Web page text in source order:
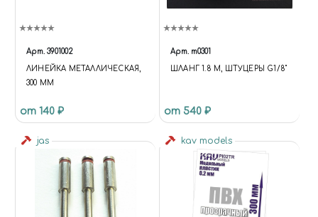
Арт. 3901002
ЛИНЕЙКА МЕТАЛЛИЧЕСКАЯ,
300 ММ
от 140 ₽
Арт. m0301
ШЛАНГ 1.8 М, ШТУЦЕРЫ G1/8"
от 540 ₽
jas kav models